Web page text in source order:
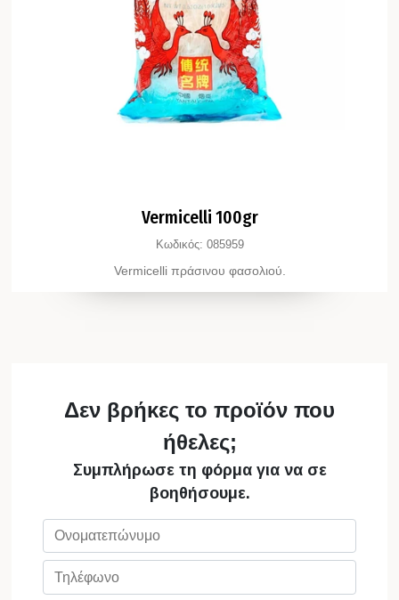
Vermicelli 100gr
Κωδικός: 085959
Vermicelli πράσινου φασολιού.
Δεν βρήκες το προϊόν που
ήθελες;
Συμπλήρωσε τη φόρμα για να σε
βοηθήσουμε.